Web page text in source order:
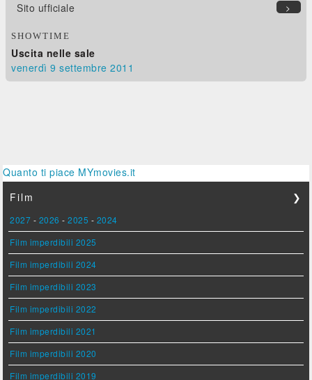
>
Sito ufficiale
SHOWTIME
Uscita nelle sale
venerdì 9 settembre 2011
Quanto ti piace MYmovies.it
Film
❯
2027 - 2026 -2025 - 2024
Film imperdibili 2025
Film imperdibili 2024
Film imperdibili 2023
Film imperdibili 2022
Film imperdibili 2021
Film imperdibili 2020
Film imperdibili 2019